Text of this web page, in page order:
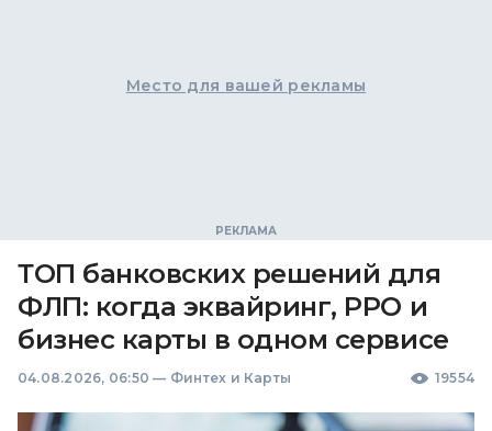
Место для вашей рекламы
ТОП банковских решений для
ФЛП: когда эквайринг, РРО и
бизнес карты в одном сервисе
04.08.2026, 06:50 — Финтех и Карты 19554